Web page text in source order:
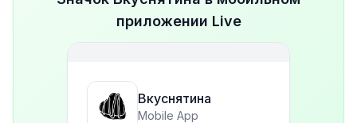
приложении Live
Вкуснятина
Mobile App